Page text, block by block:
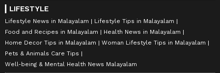
LIFESTYLE
Lifestyle News in Malayalam
Lifestyle Tips in Malayalam
Food and Recipes in Malayalam
Health News in Malayalam
Home Decor Tips in Malayalam
Woman Lifestyle Tips in Malayalam
Pets & Animals Care Tips
Well-being & Mental Health News Malayalam